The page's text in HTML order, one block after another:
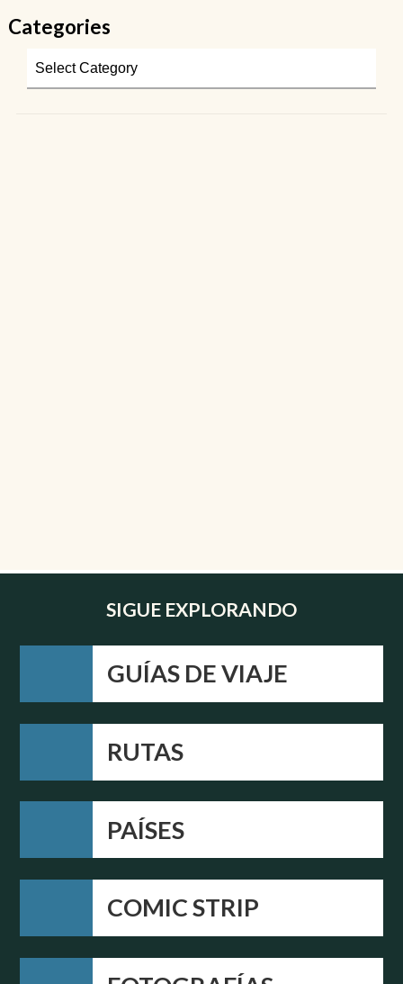
Categories
SIGUE EXPLORANDO
GUÍAS DE VIAJE
RUTAS
PAÍSES
COMIC STRIP